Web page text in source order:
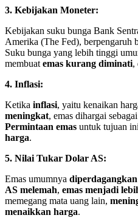
3. Kebijakan Moneter:
Kebijakan suku bunga Bank
Amerika (The Fed), berpengaruh
Suku bunga yang lebih tinggi
membuatemas kurang diminati,
4. Inflasi:
Ketika inflasi, yaitu kenaikan
meningkat, emas dihargai
Permintaan emas untuk tujuan
harga.
5. Nilai Tukar Dolar AS:
Emas umumnya
AS melemah, emas menjadi
memegang mata uang lain,
menaikkan harga.